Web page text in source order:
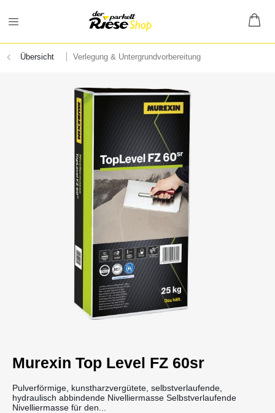
Übersicht Verlegung & Untergrundvorbereitung
Murexin Top Level FZ 60sr
Pulverförmige, kunstharzvergütete, selbstverlaufende,
hydraulisch abbindende Nivelliermasse Selbstverlaufende
Nivelliermasse für den...